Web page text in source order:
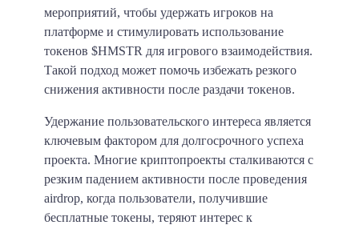
мероприятий, чтобы удержать игроков на
платформе и стимулировать использование
токенов $HMSTR для игрового взаимодействия.
Такой подход может помочь избежать резкого
снижения активности после раздачи токенов.
Удержание пользовательского интереса является
ключевым фактором для долгосрочного успеха
проекта. Многие криптопроекты сталкиваются с
резким падением активности после проведения
airdrop, когда пользователи, получившие
бесплатные токены, теряют интерес к